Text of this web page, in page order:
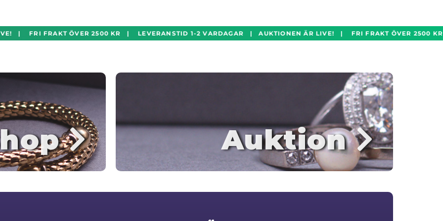
| FRI FRAKT ÖVER 2500 KR | LEVERANSTID 1-2 VARDAGAR | AUKTIONEN ÄR LIVE! | FRI FRAKT ÖVER
Auktion